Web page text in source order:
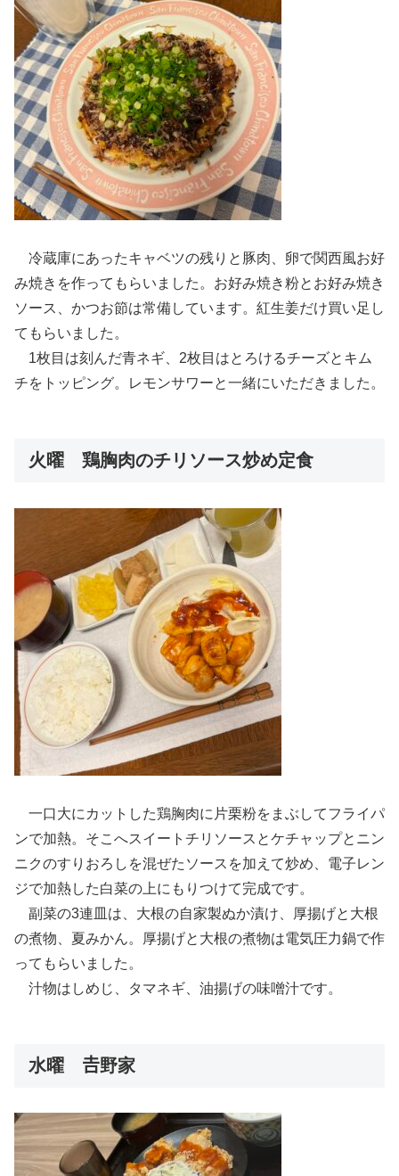
冷蔵庫にあったキャベツの残りと豚肉、卵で関西風お好
み焼きを作ってもらいました。お好み焼き粉とお好み焼き
ソース、かつお節は常備しています。紅生姜だけ買い足し
てもらいました。
1枚目は刻んだ青ネギ、2枚目はとろけるチーズとキム
チをトッピング。レモンサワーと一緒にいただきました。
火曜 鶏胸肉のチリソース炒め定食
一口大にカットした鶏胸肉に片栗粉をまぶしてフライパ
ンで加熱。そこへスイートチリソースとケチャップとニン
ニクのすりおろしを混ぜたソースを加えて炒め、電子レン
ジで加熱した白菜の上にもりつけて完成です。
副菜の3連皿は、大根の自家製ぬか漬け、厚揚げと大根
の煮物、夏みかん。厚揚げと大根の煮物は電気圧力鍋で作
ってもらいました。
汁物はしめじ、タマネギ、油揚げの味噌汁です。
水曜 𠮷野家